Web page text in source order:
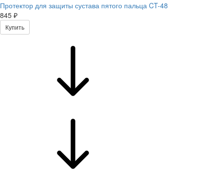
Протектор для защиты сустава пятого пальца CT-48
845 ₽
Купить